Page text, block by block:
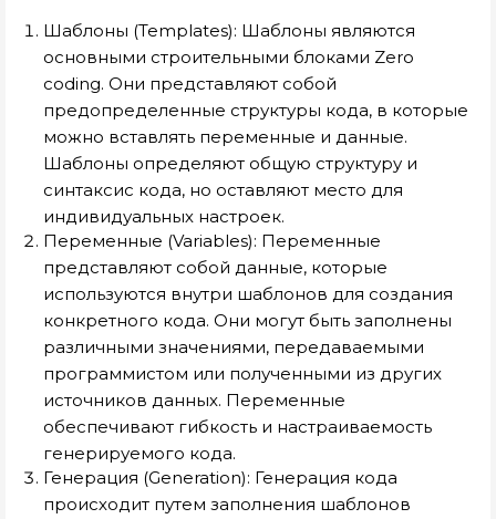
Шаблоны (Templates): Шаблоны являются
основными строительными блоками Zero
coding. Они представляют собой
предопределенные структуры кода, в которые
можно вставлять переменные и данные.
Шаблоны определяют общую структуру и
синтаксис кода, но оставляют место для
индивидуальных настроек.
Переменные (Variables): Переменные
представляют собой данные, которые
используются внутри шаблонов для создания
конкретного кода. Они могут быть заполнены
различными значениями, передаваемыми
программистом или полученными из других
источников данных. Переменные
обеспечивают гибкость и настраиваемость
генерируемого кода.
Генерация (Generation): Генерация кода
происходит путем заполнения шаблонов